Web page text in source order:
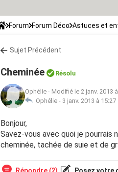
Forum Forum Déco Astuces et
Sujet Précédent
Cheminée Résolu
Ophélie - Modifié le 2 janv. 2013
Ophélie - 3 janv. 2013 à 15:27
Bonjour,
Savez-vous avec quoi je pourrais
cheminée, tachée de suie et de
Répondre (2) Posez votre